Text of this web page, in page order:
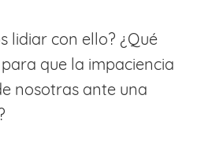
lidiar con ello? ¿Qué
que la impaciencia
nosotras ante una